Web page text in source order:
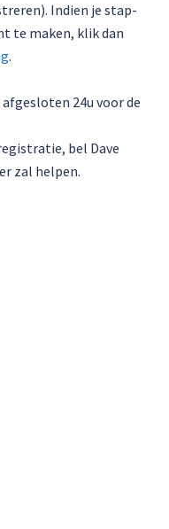
Indien je stap-
te maken, klik dan
.
24u voor de
bel Dave
zal helpen.